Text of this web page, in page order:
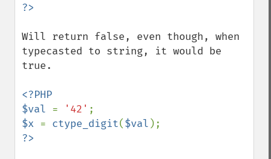
Will return false, even though, when
typecasted to string, it would be
true.
<?PHP
$val = '42'
$x = ctype_digit($val